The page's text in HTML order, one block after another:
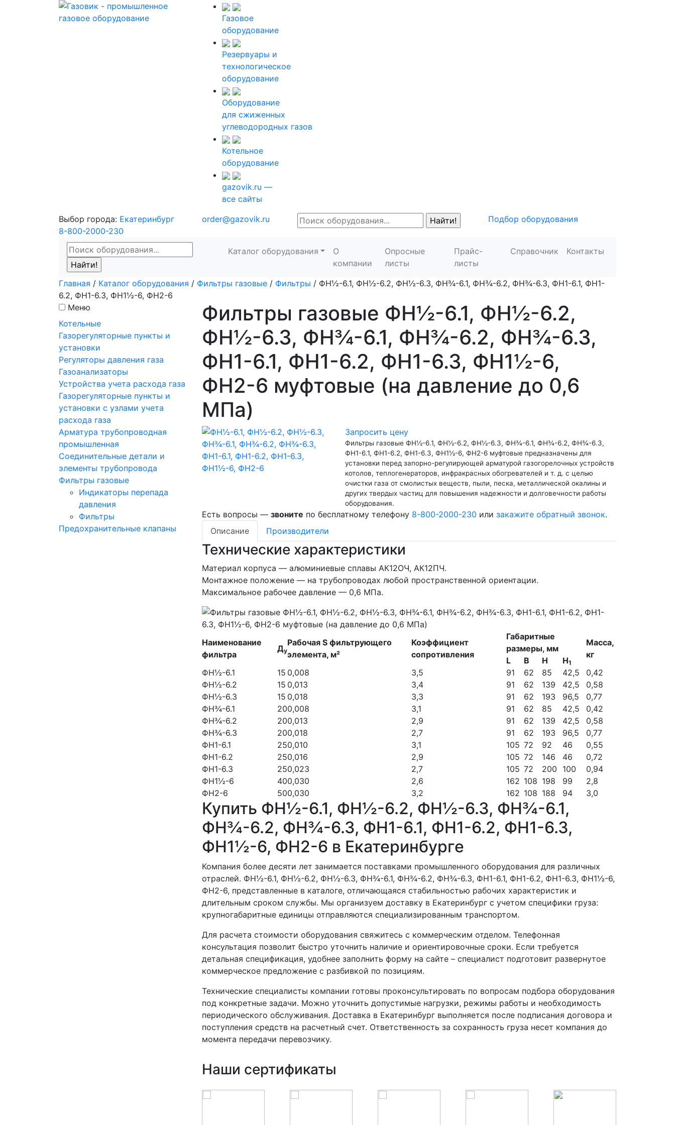
Газовое
оборудование
Резервуары и
технологическое
оборудование
Оборудование
для сжиженных
углеводородных газов
Котельное
оборудование
gazovik.ru —
все сайты
Выбор города: Екатеринбург
8-800-2000-230
order@gazovik.ru Подбор оборудования
Каталог оборудования
О
компании
Опросные
листы
Прайс-
листы
Справочник Контакты
Главная / Каталог оборудования / Фильтры газовые / Фильтры / ФН½-6.1, ФН½-6.2, ФН½-6.3, ФН¾-6.1, ФН¾-6.2, ФН¾-6.3, ФН1-6.1, ФН1-
6.2, ФН1-6.3, ФН1½-6, ФН2-6
Меню
Котельные
Газорегуляторные пункты и
установки
Регуляторы давления газа
Газоанализаторы
Устройства учета расхода газа
Газорегуляторные пункты и
установки с узлами учета
расхода газа
Арматура трубопроводная
промышленная
Соединительные детали и
элементы трубопровода
Фильтры газовые
Индикаторы перепада
давления
Фильтры
Предохранительные клапаны
Фильтры газовые ФН½-6.1, ФН½-6.2,
ФН½-6.3, ФН¾-6.1, ФН¾-6.2, ФН¾-6.3,
ФН1-6.1, ФН1-6.2, ФН1-6.3, ФН1½-6,
ФН2-6 муфтовые (на давление до 0,6
МПа)
Запросить цену
Фильтры газовые ФН½-6.1, ФН½-6.2, ФН½-6.3, ФН¾-6.1, ФН¾-6.2, ФН¾-6.3,
ФН1-6.1, ФН1-6.2, ФН1-6.3, ФН1½-6, ФН2-6 муфтовые предназначены для
установки перед запорно-регулирующей арматурой газогорелочных устройств
котолов, теплогенераторов, инфракрасных обогревателей и т. д. с целью
очистки газа от смолистых веществ, пыли, песка, металлической окалины и
других твердых частиц для повышения надежности и долговечности работы
оборудования.
Есть вопросы — звоните по бесплатному телефону 8-800-2000-230 или закажите обратный звонок.
Описание
Производители
Технические характеристики
Материал корпуса — алюминиевые сплавы АК12ОЧ, АК12ПЧ.
Монтажное положение — на трубопроводах любой пространственной ориентации.
Максимальное рабочее давление — 0,6 МПа.
Наименование
фильтра
Ду
Рабочая S фильтрующего
элемента, м²
Коэффициент
сопротивления
Габаритные
размеры, мм
Масса,
кг
L В Н Н1
ФН½-6.1 15 0,008 3,5 91 62 85 42,5
0,42
ФН½-6.2
15 0,013 3,4 91 62 139 42,5
0,58
ФН½-6.3
15 0,018 3,3 91 62 193 96,5
0,77
ФН¾-6.1
200,008 3,1 91 62 85 42,5
0,42
ФН¾-6.2
200,013 2,9 91 62 139 42,5
0,58
ФН¾-6.3
200,018 2,7 91 62 193 96,5
0,77
ФН1-6.1
250,010 3,1 105 72 92 46
0,55
ФН1-6.2
250,016 2,9 105 72 146 46
0,72
ФН1-6.3
250,023 2,7 105 72 200 100
0,94
ФН1½-6
400,030 2,6 162 108 198 99
2,8
ФН2-6
500,030 3,2 162 108 188 94 3,0
Купить ФН½-6.1, ФН½-6.2, ФН½-6.3, ФН¾-6.1,
ФН¾-6.2, ФН¾-6.3, ФН1-6.1, ФН1-6.2, ФН1-6.3,
ФН1½-6, ФН2-6 в Екатеринбурге
Компания более десяти лет занимается поставками промышленного оборудования для различных
отраслей. ФН½-6.1, ФН½-6.2, ФН½-6.3, ФН¾-6.1, ФН¾-6.2, ФН¾-6.3, ФН1-6.1, ФН1-6.2, ФН1-6.3, ФН1½-6,
ФН2-6, представленные в каталоге, отличающаяся стабильностью рабочих характеристик и
длительным сроком службы. Мы организуем доставку в Екатеринбург с учетом специфики груза:
крупногабаритные единицы отправляются специализированным транспортом.
Для расчета стоимости оборудования свяжитесь с коммерческим отделом. Телефонная
консультация позволит быстро уточнить наличие и ориентировочные сроки. Если требуется
детальная спецификация, удобнее заполнить форму на сайте – специалист подготовит развернутое
коммерческое предложение с разбивкой по позициям.
Технические специалисты компании готовы проконсультировать по вопросам подбора оборудования
под конкретные задачи. Можно уточнить допустимые нагрузки, режимы работы и необходимость
периодического обслуживания. Доставка в Екатеринбург выполняется после подписания договора и
поступления средств на расчетный счет. Ответственность за сохранность груза несет компания до
момента передачи перевозчику.
Наши сертификаты